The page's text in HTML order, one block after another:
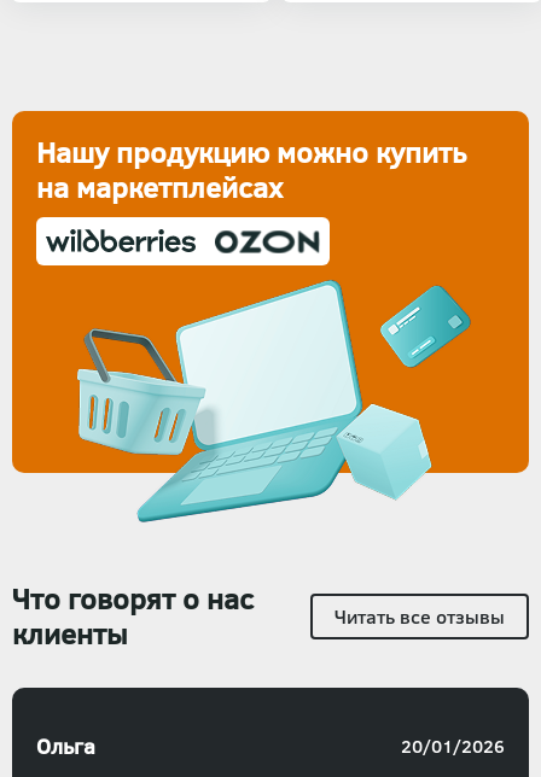
Нашу продукцию можно купить
на маркетплейсах
Что говорят о нас
клиенты
Читать все отзывы
Ольга 20/01/2026